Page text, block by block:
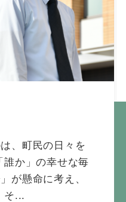
、町民の日々を
誰か」の幸せな毎
が懸命に考え、
そ...